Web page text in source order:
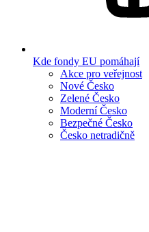
Kde fondy EU pomáhají
Akce pro veřejnost
Nové Česko
Zelené Česko
Moderní Česko
Bezpečné Česko
Česko netradičně